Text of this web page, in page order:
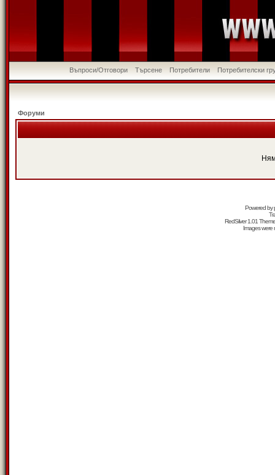
Въпроси/Отговори Търсене Потребители Потребителски
Форуми
Powered by
RedSilver 1.01
Images were